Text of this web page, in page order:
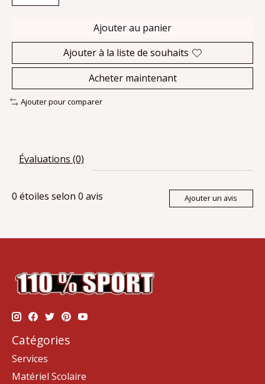
Ajouter au panier
Ajouter à la liste de souhaits
Acheter maintenant
Ajouter pour comparer
Évaluations (0)
0 étoiles selon 0 avis Ajouter un avis
Catégories
Services
Matériel Scolaire